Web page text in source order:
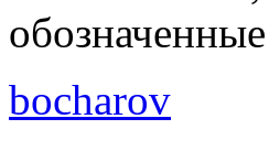
bocharov